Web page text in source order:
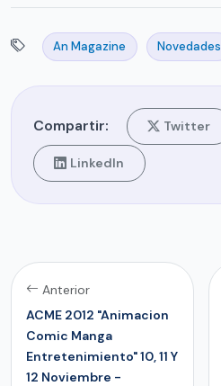
An Magazine Novedades
Compartir: Twitter
LinkedIn
Anterior
ACME 2012 "Animacion
Comic Manga
Entretenimiento" 10, 11 Y
12 Noviembre -